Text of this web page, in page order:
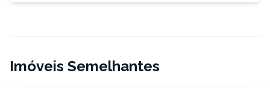
Imóveis Semelhantes